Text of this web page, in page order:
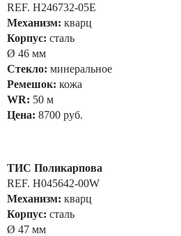
REF. H246732-05E
Механизм: кварц
Корпус: сталь
Ø 46 мм
Стекло: минеральное
Ремешок: кожа
WR: 50 м
Цена: 8700 руб.
ТИС Поликарпова
REF. H045642-00W
Механизм: кварц
Корпус: сталь
Ø 47 мм